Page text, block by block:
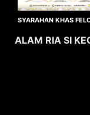
SYARAHAN KHAS
ALAM RIA SI